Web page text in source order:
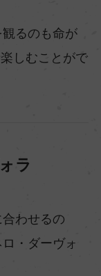
るのも命が
しむことがで
ラ
合わせるの
・ダーヴォ